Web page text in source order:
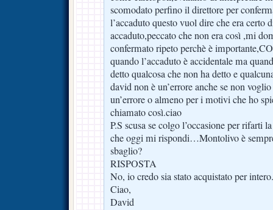
scomodato perfino il direttore per
l’accaduto questo vuol dire che era certo
accaduto,peccato che non era così ,mi
confermato ripeto perchè è
quando l’accaduto è accidentale ma
detto qualcosa che non ha detto e
david non è un’errore anche se non
un’errore o almeno per i motivi che ho
chiamato così.ciao
P.S scusa se colgo l’occasione per rifarti
che oggi mi rispondi…Montolivo è
sbaglio?
RISPOSTA
No, io credo sia stato acquistato per intero.
Ciao,
David